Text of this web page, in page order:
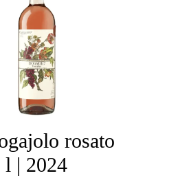
rosato
l | 2024